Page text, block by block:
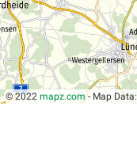
© 2022mapz.com- Map Data: